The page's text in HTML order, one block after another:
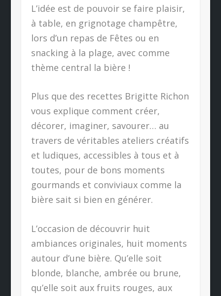
L’idée est de pouvoir se faire plaisir,
à table, en grignotage champêtre,
lors d’un repas de Fêtes ou en
snacking à la plage, avec comme
thème central la bière !
Plus que des recettes Brigitte Richon
vous explique comment créer,
décorer, imaginer, savourer… au
travers de véritables ateliers créatifs
et ludiques, accessibles à tous et à
toutes, pour de bons moments
gourmands et conviviaux comme la
bière sait si bien en générer.
L’occasion de découvrir huit
ambiances originales, huit moments
autour d’une bière. Qu’elle soit
blonde, blanche, ambrée ou brune,
qu’elle soit aux fruits rouges, aux